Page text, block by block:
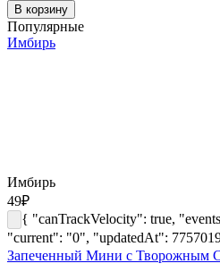
В корзину
Популярные
Имбирь
Имбирь
49₽
{ "canTrackVelocity": true,
"current": "0", "updatedAt":
Запеченный Мини с Творожным